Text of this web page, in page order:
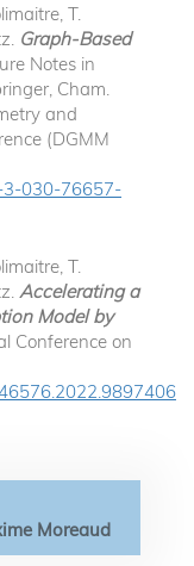
T.
Graph-Based
Notes in
Cham.
and
(DGMM
3-030-76657-
T.
Accelerating a
Model by
Conference on
Moreaud